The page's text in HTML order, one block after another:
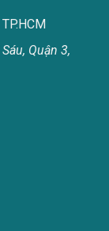
Quận 3,